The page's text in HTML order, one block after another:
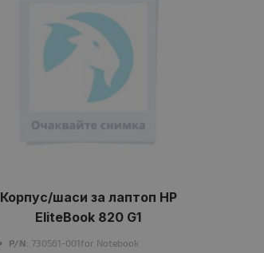
Корпус/шаси за лаптоп HP
EliteBook 820 G1
P/N: 730561-001for Notebook